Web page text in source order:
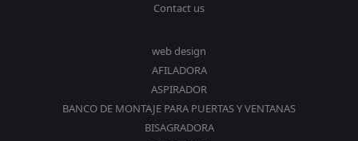
Contact us
web design
AFILADORA
ASPIRADOR
BANCO DE MONTAJE PARA PUERTAS Y VENTANAS
BISAGRADORA